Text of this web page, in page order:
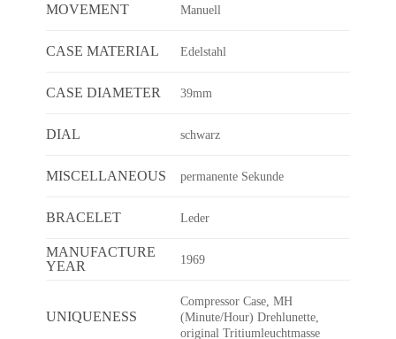
MOVEMENT Manuell
CASE MATERIAL Edelstahl
CASE DIAMETER 39mm
DIAL schwarz
MISCELLANEOUS permanente Sekunde
BRACELET Leder
MANUFACTURE
YEAR
1969
UNIQUENESS
Compressor Case, MH
(Minute/Hour) Drehlunette,
original Tritiumleuchtmasse